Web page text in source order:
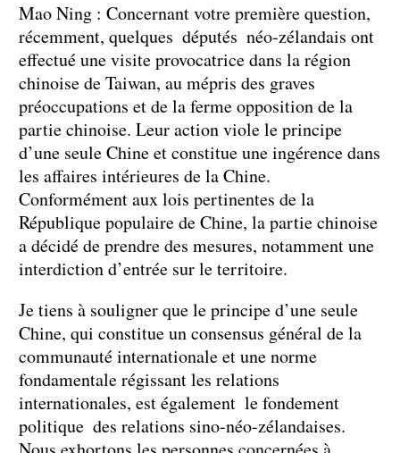
Mao Ning : Concernant votre première question,
récemment, quelques députés néo-zélandais ont
effectué une visite provocatrice dans la région
chinoise de Taiwan, au mépris des graves
préoccupations et de la ferme opposition de la
partie chinoise. Leur action viole le principe
d’une seule Chine et constitue une ingérence dans
les affaires intérieures de la Chine.
Conformément aux lois pertinentes de la
République populaire de Chine, la partie chinoise
a décidé de prendre des mesures, notamment une
interdiction d’entrée sur le territoire.
Je tiens à souligner que le principe d’une seule
Chine, qui constitue un consensus général de la
communauté internationale et une norme
fondamentale régissant les relations
internationales, est également le fondement
politique des relations sino-néo-zélandaises.